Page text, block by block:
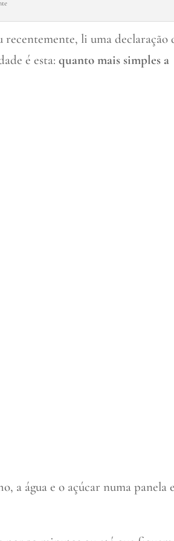
recentemente, li uma declaração
é esta:quanto mais simples a
a água e o açúcar numa panela